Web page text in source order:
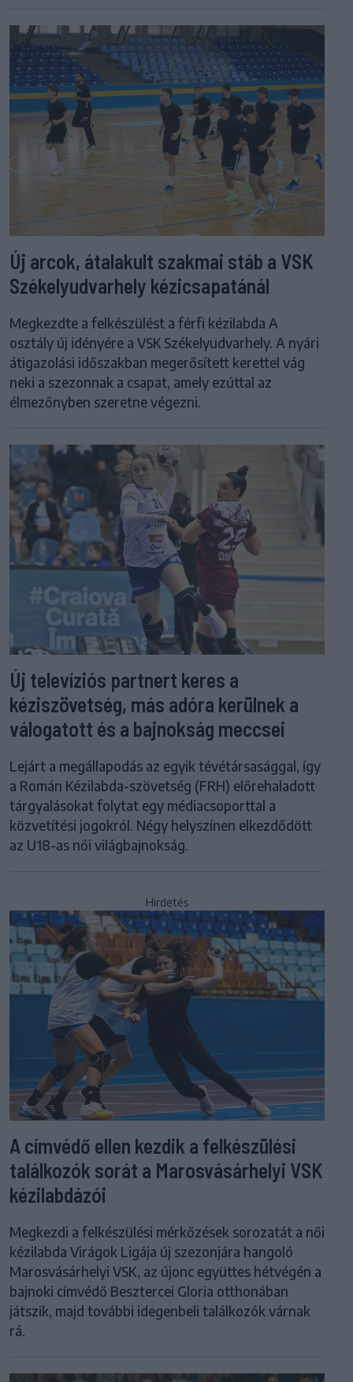
Új arcok, átalakult szakmai stáb a VSK
Székelyudvarhely kézicsapatánál
Megkezdte a felkészülést a férfi kézilabda A
osztály új idényére a VSK Székelyudvarhely. A nyári
átigazolási időszakban megerősített kerettel vág
neki a szezonnak a csapat, amely ezúttal az
élmezőnyben szeretne végezni.
Új televíziós partnert keres a
kéziszövetség, más adóra kerülnek a
válogatott és a bajnokság meccsei
Lejárt a megállapodás az egyik tévétársasággal, így
a Román Kézilabda-szövetség (FRH) előrehaladott
tárgyalásokat folytat egy médiacsoporttal a
közvetítési jogokról. Négy helyszínen elkezdődött
az U18-as női világbajnokság.
Hirdetés
A címvédő ellen kezdik a felkészülési
találkozók sorát a Marosvásárhelyi VSK
kézilabdázói
Megkezdi a felkészülési mérkőzések sorozatát a női
kézilabda Virágok Ligája új szezonjára hangoló
Marosvásárhelyi VSK, az újonc együttes hétvégén a
bajnoki címvédő Besztercei Gloria otthonában
játszik, majd további idegenbeli találkozók várnak
rá.